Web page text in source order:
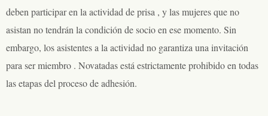
deben participar en la actividad de prisa , y las mujeres que no
asistan no tendrán la condición de socio en ese momento. Sin
embargo, los asistentes a la actividad no garantiza una invitación
para ser miembro . Novatadas está estrictamente prohibido en todas
las etapas del proceso de adhesión.